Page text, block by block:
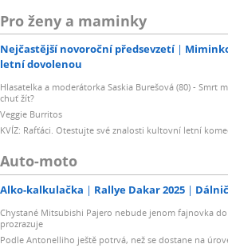
Pro ženy a maminky
Nejčastější novoroční předsevzetí
letní dovolenou
Hlasatelka a moderátorka Saskia Burešová (80) - Smrt
chuť žít?
Veggie Burritos
KVÍZ: Rafťáci. Otestujte své znalosti kultovní letní
Auto-moto
Alko-kalkulačka Rallye Dakar 2025
Chystané Mitsubishi Pajero nebude jenom fajnovka
prozrazuje
Podle Antonelliho ještě potrvá, než se dostane na